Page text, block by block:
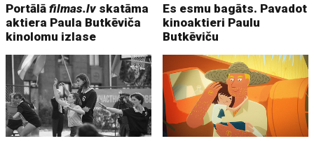
Portālāfilmas.lv skatāma
aktiera Paula Butkēviča
kinolomu izlase
Es esmu bagāts. Pavadot
kinoaktieri Paulu
Butkēviču